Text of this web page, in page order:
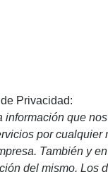
Privacidad:
que
por cualquier
También y
del mismo. Los